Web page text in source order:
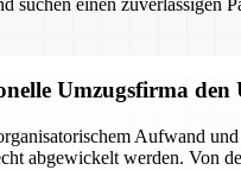
Umzugsfirma
Aufwand
abgewickelt werden. Von